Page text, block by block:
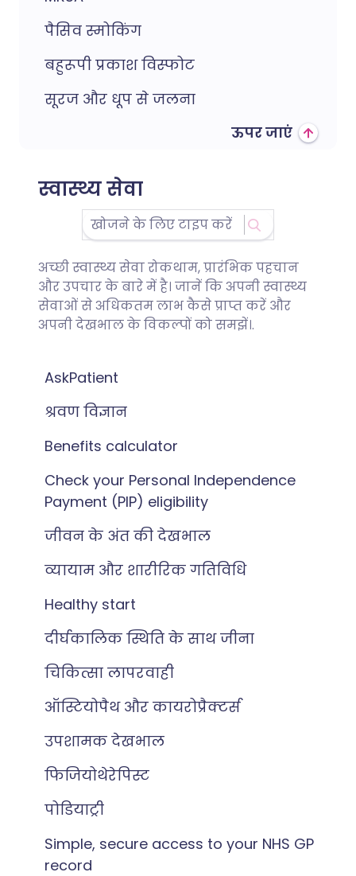
पैसिव स्मोकिंग
बहुरूपी प्रकाश विस्फोट
सूरज और धूप से जलना
ऊपर जाएं
स्वास्थ्य सेवा
अच्छी स्वास्थ्य सेवा रोकथाम, प्रारंभिक पहचान
और उपचार के बारे में है। जानें कि अपनी स्वास्थ्य
सेवाओं से अधिकतम लाभ कैसे प्राप्त करें और
अपनी देखभाल के विकल्पों को समझें।.
AskPatient
श्रवण विज्ञान
Benefits calculator
Check your Personal Independence
Payment (PIP) eligibility
जीवन के अंत की देखभाल
व्यायाम और शारीरिक गतिविधि
Healthy start
दीर्घकालिक स्थिति के साथ जीना
चिकित्सा लापरवाही
ऑस्टियोपैथ और कायरोप्रैक्टर्स
उपशामक देखभाल
फिजियोथेरेपिस्ट
पोडियाट्री
Simple, secure access to your NHS GP
record